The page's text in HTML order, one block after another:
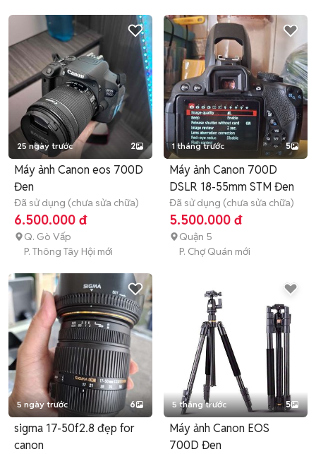
25 ngày trước 2
Máy ảnh Canon eos 700D
Đen
Đã sử dụng (chưa sửa chữa)
6.500.000 đ
Q. Gò Vấp
P. Thông Tây Hội mới
1 tháng trước 5
Máy ảnh Canon 700D
DSLR 18-55mm STM Đen
Đã sử dụng (chưa sửa chữa)
5.500.000 đ
Quận 5
P. Chợ Quán mới
5 ngày trước 6
sigma 17-50f2.8 đẹp for
canon
5 tháng trước 5
Máy ảnh Canon EOS
700D Đen